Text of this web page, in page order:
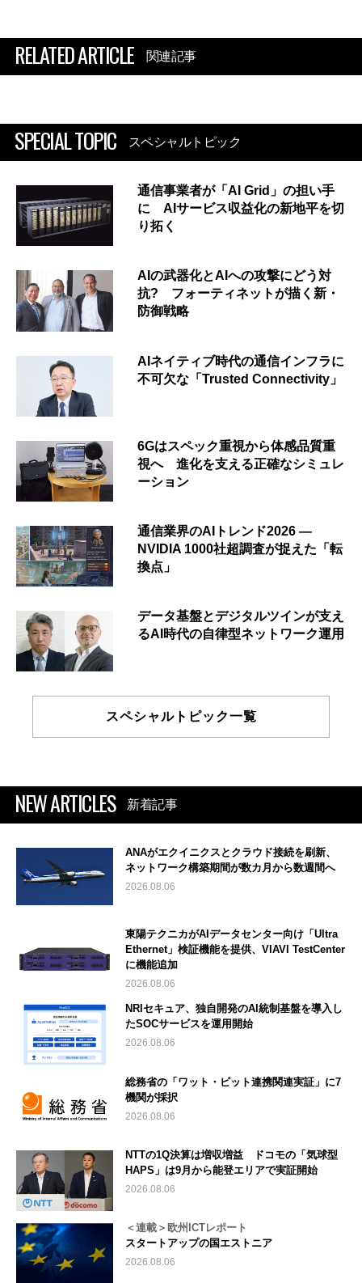
RELATED ARTICLE 関連記事
SPECIAL TOPIC スペシャルトピック
通信事業者が「AI Grid」の担い手
に AIサービス収益化の新地平を切
り拓く
AIの武器化とAIへの攻撃にどう対
抗? フォーティネットが描く新・
防御戦略
AIネイティブ時代の通信インフラに
不可欠な「Trusted Connectivity」
6Gはスペック重視から体感品質重
視へ 進化を支える正確なシミュレ
ーション
通信業界のAIトレンド2026 ―
NVIDIA 1000社超調査が捉えた「転
換点」
データ基盤とデジタルツインが支え
るAI時代の自律型ネットワーク運用
スペシャルトピック一覧
NEW ARTICLES 新着記事
ANAがエクイニクスとクラウド接続を刷新、
ネットワーク構築期間が数カ月から数週間へ
2026.08.06
東陽テクニカがAIデータセンター向け「Ultra
Ethernet」検証機能を提供、VIAVI TestCenter
に機能追加
2026.08.06
NRIセキュア、独自開発のAI統制基盤を導入し
たSOCサービスを運用開始
2026.08.06
総務省の「ワット・ビット連携関連実証」に7
機関が採択
2026.08.06
NTTの1Q決算は増収増益 ドコモの「気球型
HAPS」は9月から能登エリアで実証開始
2026.08.06
＜連載＞欧州ICTレポート
スタートアップの国エストニア
2026.08.06